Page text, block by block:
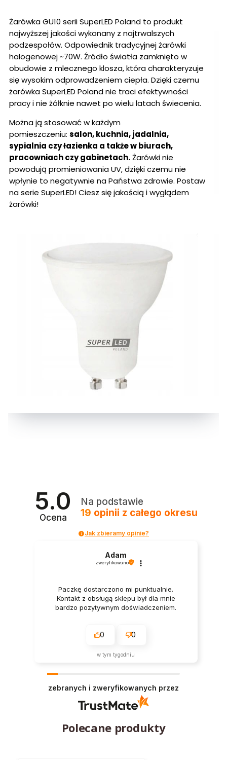
Żarówka GU10 serii SuperLED Poland to produkt
najwyższej jakości wykonany z najtrwalszych
podzespołów. Odpowiednik tradycyjnej żarówki
halogenowej ~70W. Źródło światła zamknięto w
obudowie z mlecznego klosza, która charakteryzuje
się wysokim odprowadzeniem ciepła. Dzięki czemu
żarówka SuperLED Poland nie traci efektywności
pracy i nie żółknie nawet po wielu latach świecenia.
Można ją stosować w każdym
pomieszczeniu: salon, kuchnia, jadalnia,
sypialnia czy łazienka a także w biurach,
pracowniach czy gabinetach.Żarówki nie
powodują promieniowania UV, dzięki czemu nie
wpłynie to negatywnie na Państwa zdrowie. Postaw
na serie SuperLED! Ciesz się jakością i wyglądem
żarówki!
5.0
Ocena
Na podstawie
19 opinii z całego okresu
Jak zbieramy opinie?
Adam
zweryfikowano
Paczkę dostarczono mi punktualnie.
Kontakt z obsługą sklepu był dla mnie
bardzo pozytywnym doświadczeniem.
0 0
w tym tygodniu
zebranych i zweryfikowanych przez
Polecane produkty